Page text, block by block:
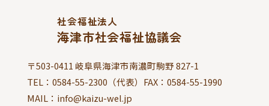
社会福祉法人
海津市社会福祉協議会
〒503-0411 岐阜県海津市南濃町駒野 827-1
TEL： 0584-55-2300 （代表）FAX： 0584-55-1990
MAIL：info@kaizu-wel.jp